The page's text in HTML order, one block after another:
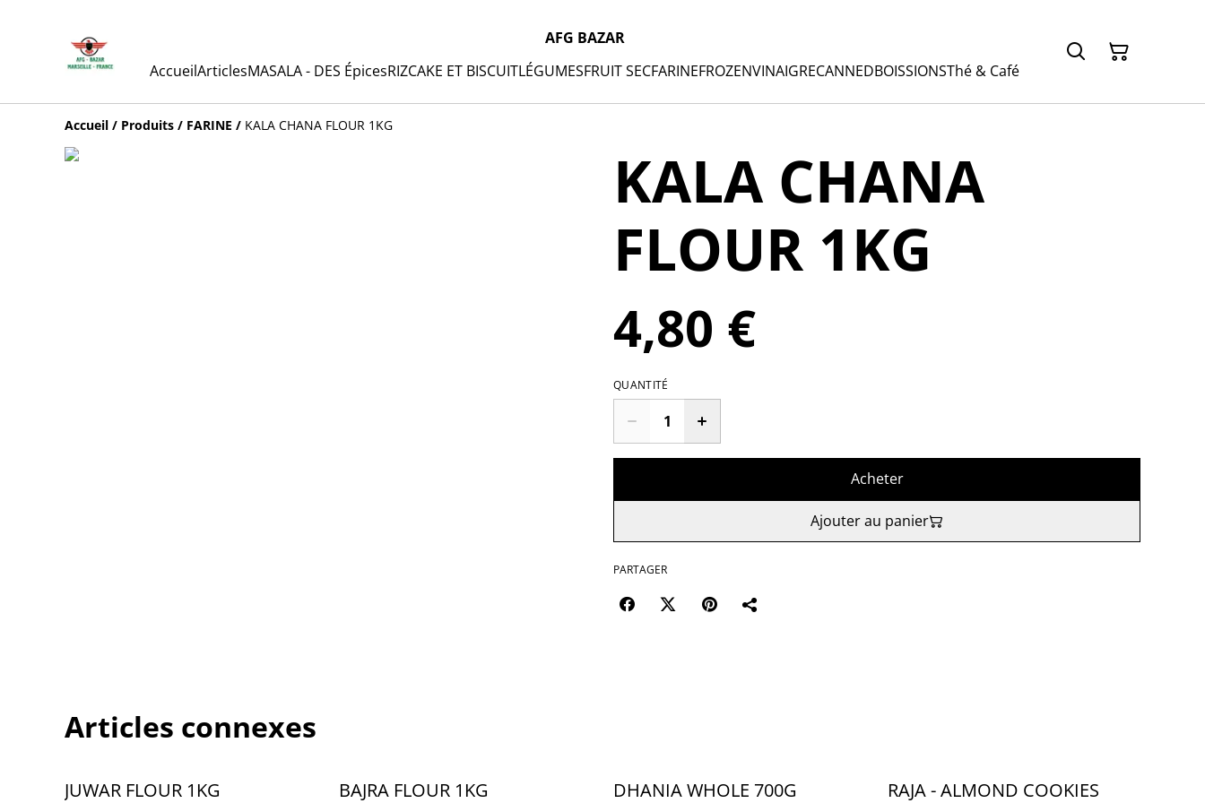
AFG BAZAR
AccueilArticlesMASALA - DES ÉpicesRIZCAKE ET BISCUITLÉGUMESFRUIT SECFARINEFROZENVINAIGRECANNEDBOISSIONSThé & Café
Accueil / Produits / FARINE / KALA CHANA FLOUR 1KG
KALA CHANA
FLOUR 1KG
4,80 €
QUANTITÉ
Acheter
Ajouter au panier
PARTAGER
Articles connexes
JUWAR FLOUR 1KG BAJRA FLOUR 1KG DHANIA WHOLE 700G
RAJA - ALMOND COOKIES